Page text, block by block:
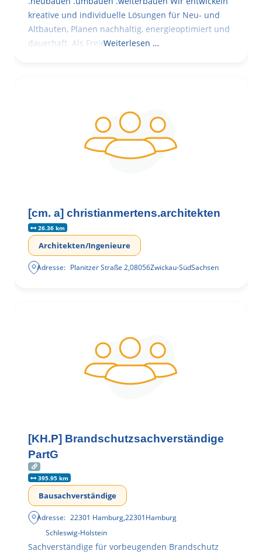
kreative und individuelle Lösungen für Neu- und
Altbauten, Planen nachhaltig, energieoptimiert und
dauerhaft. Als FreieWeiterlesen …
[cm. a] christianmertens.architekten
26.36 km
Architekten/Ingenieure
Adresse: Planitzer Straße 2,08056Zwickau-SüdSachsen
[KH.P] Brandschutzsachverständige
PartG
395.95 km
Bausachverständige
Adresse: 22301 Hamburg,22301Hamburg
Schleswig-Holstein
Sachverständige für vorbeugenden Brandschutz